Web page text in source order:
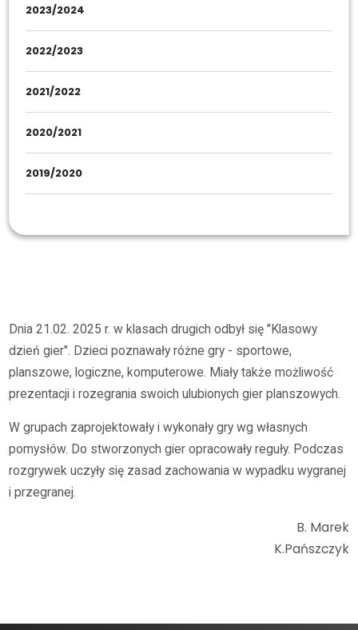
2023/2024
2022/2023
2021/2022
2020/2021
2019/2020
Dnia 21.02. 2025 r. w klasach drugich odbył się "Klasowy
dzień gier". Dzieci poznawały różne gry - sportowe,
planszowe, logiczne, komputerowe. Miały także możliwość
prezentacji i rozegrania swoich ulubionych gier planszowych.
W grupach zaprojektowały i wykonały gry wg własnych
pomysłów. Do stworzonych gier opracowały reguły. Podczas
rozgrywek uczyły się zasad zachowania w wypadku wygranej
i przegranej.
B. Marek
K.Pańszczyk